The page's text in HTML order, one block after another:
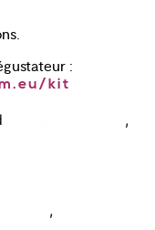
:
kit
,
,